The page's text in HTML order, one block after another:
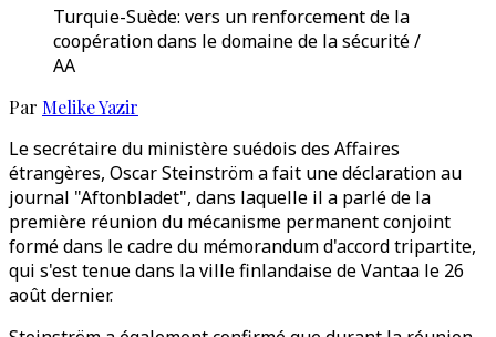
Turquie-Suède: vers un renforcement de la
coopération dans le domaine de la sécurité /
AA
Par Melike Yazir
Le secrétaire du ministère suédois des Affaires
étrangères, Oscar Steinström a fait une déclaration au
journal "Aftonbladet", dans laquelle il a parlé de la
première réunion du mécanisme permanent conjoint
formé dans le cadre du mémorandum d'accord tripartite,
qui s'est tenue dans la ville finlandaise de Vantaa le 26
août dernier.